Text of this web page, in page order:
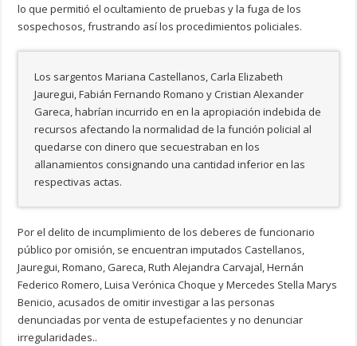
lo que permitió el ocultamiento de pruebas y la fuga de los
sospechosos, frustrando así los procedimientos policiales.
Los sargentos Mariana Castellanos, Carla Elizabeth
Jauregui, Fabián Fernando Romano y Cristian Alexander
Gareca, habrían incurrido en en la apropiación indebida de
recursos afectando la normalidad de la función policial al
quedarse con dinero que secuestraban en los
allanamientos consignando una cantidad inferior en las
respectivas actas.
Por el delito de incumplimiento de los deberes de funcionario
público por omisión, se encuentran imputados Castellanos,
Jauregui, Romano, Gareca, Ruth Alejandra Carvajal, Hernán
Federico Romero, Luisa Verónica Choque y Mercedes Stella Marys
Benicio, acusados de omitir investigar a las personas
denunciadas por venta de estupefacientes y no denunciar
irregularidades..